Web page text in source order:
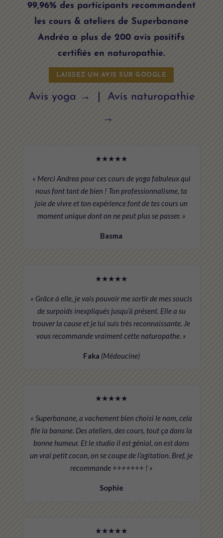
99,96% des participants recommandent
les cours & ateliers de Superbanane
Andréa a plus de 200 avis positifs
certifiés en naturopathie.
LAISSEZ UN AVIS SUR GOOGLE
Avis yoga →
Avis naturopathie
→
★★★★★
« Merci Andrea pour ces cours de yoga fabuleux qui
nous font tant de bien ! Ton professionnalisme, ta
joie de vivre et ton expérience font de tes cours un
moment unique dont on ne peut plus se passer. »
Basma
★★★★★
« Grâce à elle, je vais pouvoir me sortir de mes soucis
de surpoids inexpliqués jusqu’à présent. Elle a su
trouver la cause et je lui suis très reconnaissante. Je
vous recommande vraiment cette naturopathe. »
Faka (Médoucine)
★★★★★
« Superbanane, a vachement bien choisi le nom, cela
file la banane. Des ateliers, des cours, tout ça dans la
bonne humeur. Et le studio il est génial, on est dans
un vrai petit cocon, on se coupe de l’agitation. Bref, je
recommande +++++++ ! »
Sophie
★★★★★